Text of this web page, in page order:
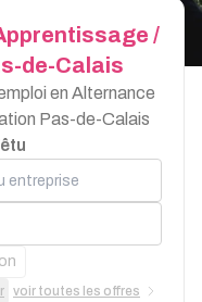
/
de-Calais
en Alternance
Pas-de-Calais
voir toutes les offres